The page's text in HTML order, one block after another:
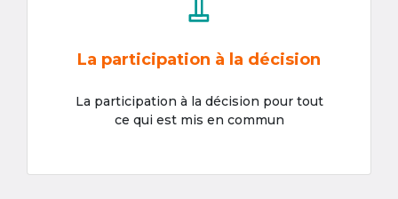
La participation à la décision
La participation à la décision pour tout
ce qui est mis en commun